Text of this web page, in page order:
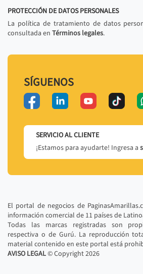
PROTECCIÓN DE DATOS PERSONALES
La política de tratamiento de datos
consultada en Términos legales.
SÍGUENOS
SERVICIO AL CLIENTE
¡Estamos para ayudarte! Ingresa a
El portal de negocios de
información comercial de 11 países de
Todas las marcas registradas son
respectiva o de Gurú. La reproducción
material contenido en este portal está
AVISO LEGAL© Copyright2026